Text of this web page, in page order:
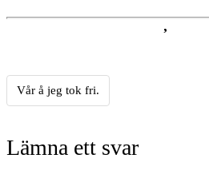
Vår å jeg tok fri.
Lämna ett svar